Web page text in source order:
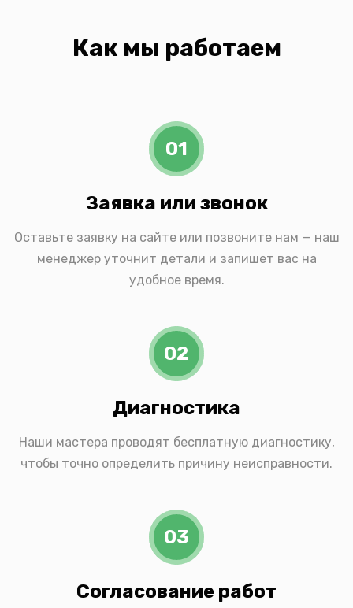
Как мы работаем
01
Заявка или звонок
Оставьте заявку на сайте или позвоните нам — наш
менеджер уточнит детали и запишет вас на
удобное время.
02
Диагностика
Наши мастера проводят бесплатную диагностику,
чтобы точно определить причину неисправности.
03
Согласование работ